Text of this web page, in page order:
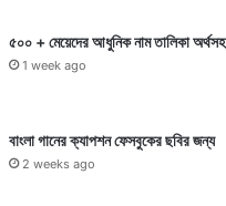
৫০০ + মেয়েদের আধুনিক নাম তালিকা অর্থসহ
1 week ago
বাংলা গানের ক্যাপশন ফেসবুকের ছবির জন্য
2 weeks ago